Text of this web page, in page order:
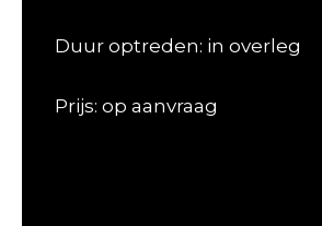
Duur optreden: in overleg
Prijs: op aanvraag